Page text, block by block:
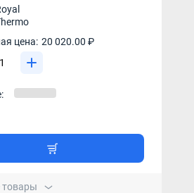
цена: 20 020.00 ₽
товары